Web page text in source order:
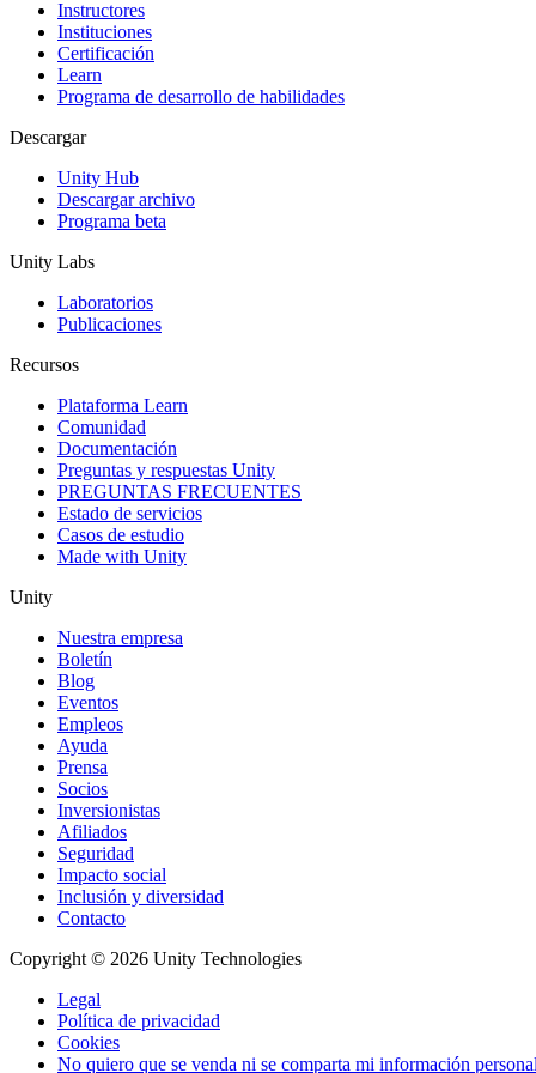
Juegos XR
Lanza juegos XR en múltiples plataformas
Juegos multijugador
Simplifica el desarrollo de juegos multijugador
Instructores
Instituciones
Certificación
Learn
Programa de desarrollo de habilidades
Descargar
Unity Hub
Descargar archivo
Programa beta
Unity Labs
Laboratorios
Publicaciones
Recursos
Plataforma Learn
Comunidad
Documentación
Preguntas y respuestas Unity
PREGUNTAS FRECUENTES
Estado de servicios
Casos de estudio
Made with Unity
Unity
Nuestra empresa
Boletín
Blog
Eventos
Empleos
Ayuda
Prensa
Socios
Inversionistas
Afiliados
Seguridad
Impacto social
Inclusión y diversidad
Contacto
Copyright © 2026 Unity Technologies
Legal
Política de privacidad
Cookies
No quiero que se venda ni se comparta mi información personal